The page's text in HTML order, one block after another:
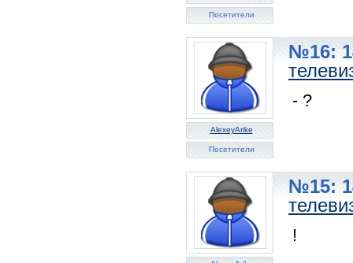
Посетители
AlexeyArike
Посетители
№16:
- ?
№15:
!